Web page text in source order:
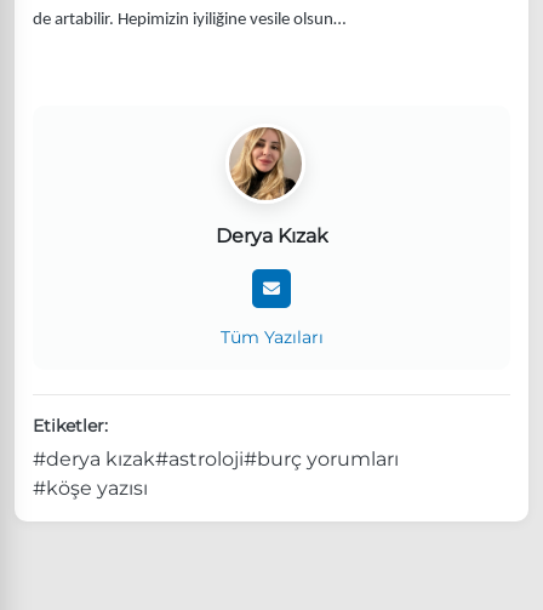
de artabilir. Hepimizin iyiliğine vesile olsun…
Derya Kızak
Tüm Yazıları
Etiketler:
#derya kızak#astroloji#burç yorumları
#köşe yazısı